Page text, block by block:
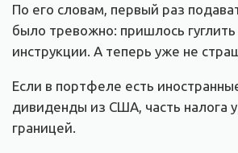
По его словам, первый раз
было тревожно: пришлось гуглить
инструкции. А теперь уже не
Если в портфеле есть
дивиденды из США, часть налога
границей.